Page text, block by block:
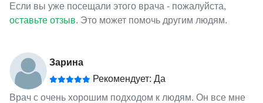
Если вы уже посещали этого врача - пожалуйста,
оставьте отзыв. Это может помочь другим людям.
Зарина
Рекомендует: Да
Врач с очень хорошим подходом к людям. Он все мне